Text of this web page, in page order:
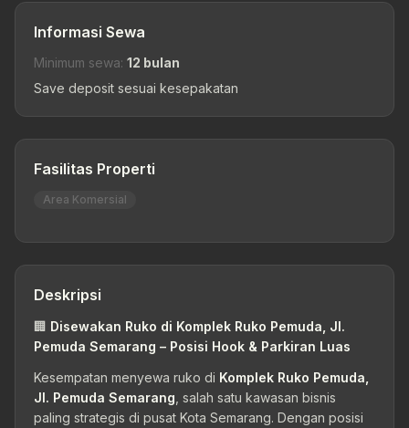
Informasi Sewa
Minimum sewa: 12 bulan
Save deposit sesuai kesepakatan
Fasilitas Properti
Area Komersial
Deskripsi
🏢 Disewakan Ruko di Komplek Ruko Pemuda, Jl.
Pemuda Semarang – Posisi Hook & Parkiran Luas
Kesempatan menyewa ruko di Komplek Ruko Pemuda,
Jl. Pemuda Semarang , salah satu kawasan bisnis
paling strategis di pusat Kota Semarang. Dengan posisi